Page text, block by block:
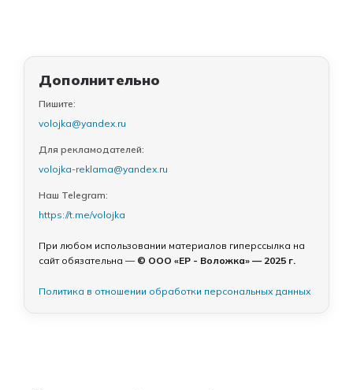
Дополнительно
Пишите:
volojka@yandex.ru
Для рекламодателей:
volojka-reklama@yandex.ru
Наш Telegram:
https://t.me/volojka
При любом использовании материалов гиперссылка на
сайт обязательна — © ООО «ЕР - Воложка» — 2025 г.
Политика в отношении обработки персональных данных